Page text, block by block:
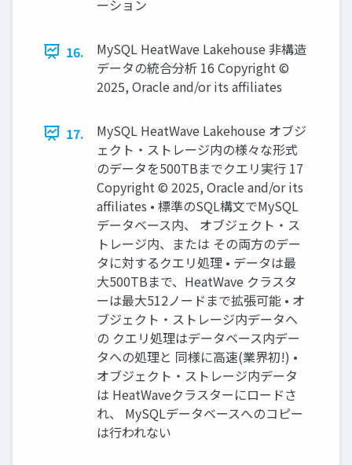
ーション
16.
MySQL HeatWave Lakehouse 非構造
データの統合分析 16 Copyright ©
2025, Oracle and/or its affiliates
17.
MySQL HeatWave Lakehouse オブジ
ェクト・ストレージ内の様々な形式
のデータを500TBまでクエリ実行 17
Copyright © 2025, Oracle and/or its
affiliates • 標準のSQL構文でMySQL
データベース内、 オブジェクト・ス
トレージ内、または その両方のデー
タに対するクエリ処理 • データは最
大500TBまで、HeatWave クラスタ
ーは最大512ノードまで拡張可能 • オ
ブジェクト・ストレージ内データへ
の クエリ処理はデータベース内デー
タへの処理と 同様に高速(業界初!) •
オブジェクト・ストレージ内データ
は HeatWaveクラスターにロードさ
れ、 MySQLデータベースへのコピー
は行われない